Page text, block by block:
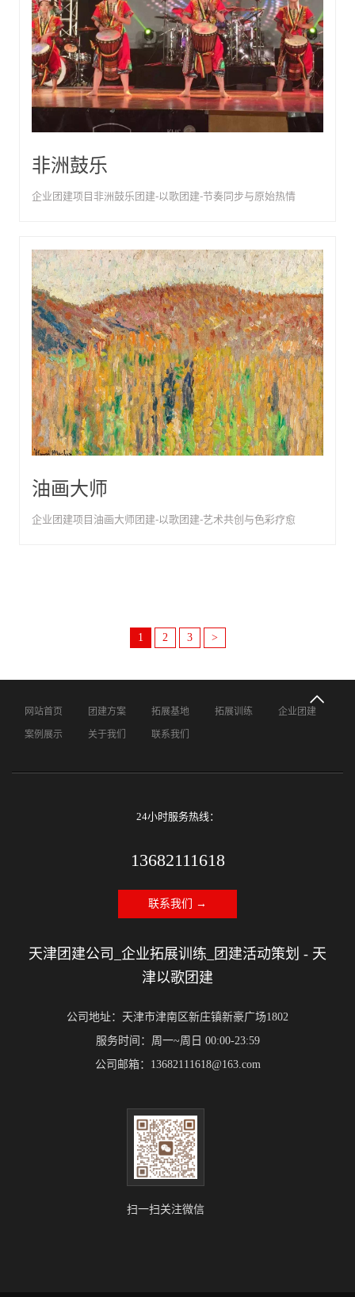
非洲鼓乐
企业团建项目非洲鼓乐团建-以歌团建-节奏同步与原始热情
油画大师
企业团建项目油画大师团建-以歌团建-艺术共创与色彩疗愈
1 2 3 >
网站首页 团建方案 拓展基地 拓展训练 企业团建
案例展示 关于我们 联系我们
24小时服务热线：
13682111618
联系我们 →
天津团建公司_企业拓展训练_团建活动策划 - 天
津以歌团建
公司地址：天津市津南区新庄镇新豪广场1802
服务时间：周一~周日 00:00-23:59
公司邮箱：13682111618@163.com
扫一扫关注微信